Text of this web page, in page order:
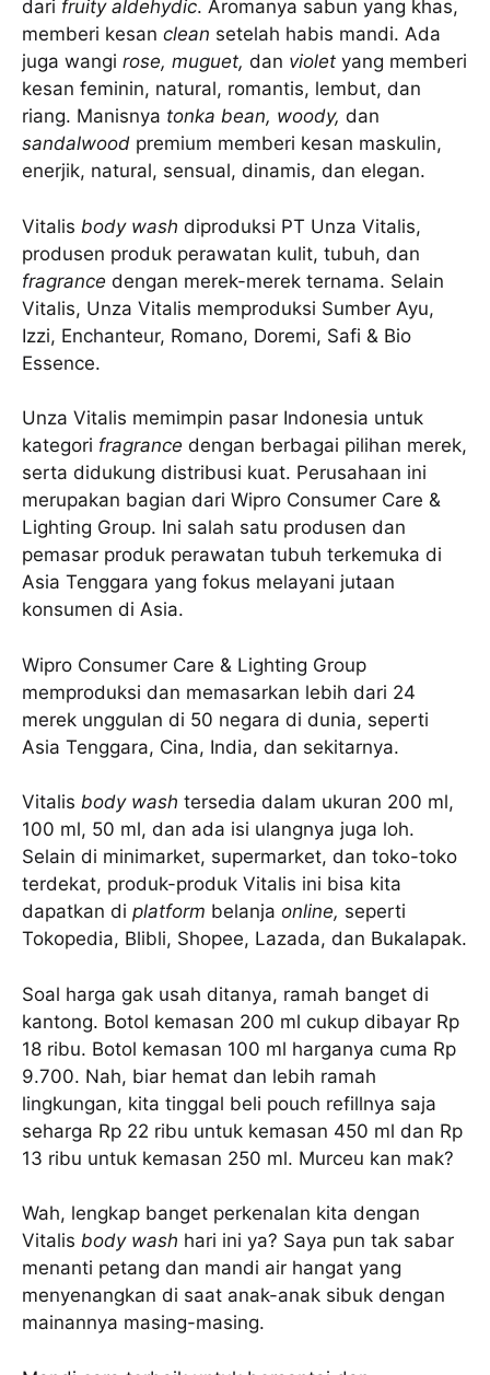
dari fruity aldehydic. Aromanya sabun yang khas,
memberi kesan clean setelah habis mandi. Ada
juga wangi rose, muguet, dan violet yang memberi
kesan feminin, natural, romantis, lembut, dan
riang. Manisnya tonka bean, woody, dan
sandalwood premium memberi kesan maskulin,
enerjik, natural, sensual, dinamis, dan elegan.
Vitalis body wash diproduksi PT Unza Vitalis,
produsen produk perawatan kulit, tubuh, dan
fragrance dengan merek-merek ternama. Selain
Vitalis, Unza Vitalis memproduksi Sumber Ayu,
Izzi, Enchanteur, Romano, Doremi, Safi & Bio
Essence.
Unza Vitalis memimpin pasar Indonesia untuk
kategori fragrance dengan berbagai pilihan merek,
serta didukung distribusi kuat. Perusahaan ini
merupakan bagian dari Wipro Consumer Care &
Lighting Group. Ini salah satu produsen dan
pemasar produk perawatan tubuh terkemuka di
Asia Tenggara yang fokus melayani jutaan
konsumen di Asia.
Wipro Consumer Care & Lighting Group
memproduksi dan memasarkan lebih dari 24
merek unggulan di 50 negara di dunia, seperti
Asia Tenggara, Cina, India, dan sekitarnya.
Vitalis body wash tersedia dalam ukuran 200 ml,
100 ml, 50 ml, dan ada isi ulangnya juga loh.
Selain di minimarket, supermarket, dan toko-toko
terdekat, produk-produk Vitalis ini bisa kita
dapatkan di platform belanja online, seperti
Tokopedia, Blibli, Shopee, Lazada, dan Bukalapak.
Soal harga gak usah ditanya, ramah banget di
kantong. Botol kemasan 200 ml cukup dibayar Rp
18 ribu. Botol kemasan 100 ml harganya cuma Rp
9.700. Nah, biar hemat dan lebih ramah
lingkungan, kita tinggal beli pouch refillnya saja
seharga Rp 22 ribu untuk kemasan 450 ml dan Rp
13 ribu untuk kemasan 250 ml. Murceu kan mak?
Wah, lengkap banget perkenalan kita dengan
Vitalis body wash hari ini ya? Saya pun tak sabar
menanti petang dan mandi air hangat yang
menyenangkan di saat anak-anak sibuk dengan
mainannya masing-masing.